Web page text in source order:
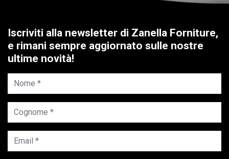
Iscriviti alla newsletter di Zanella Forniture,
e rimani sempre aggiornato sulle nostre
ultime novità!
Nome *
Cognome *
Email *